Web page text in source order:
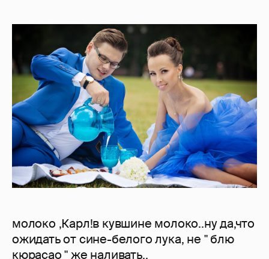
молоко ,Карл!в кувшине молоко..ну да,что
ожидать от сине-белого лука, не " блю
кюрасао " же наливать..